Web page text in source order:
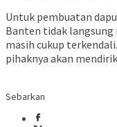
Untuk pembuatan
Banten tidak
masih cukup
pihaknya akan
Sebarkan